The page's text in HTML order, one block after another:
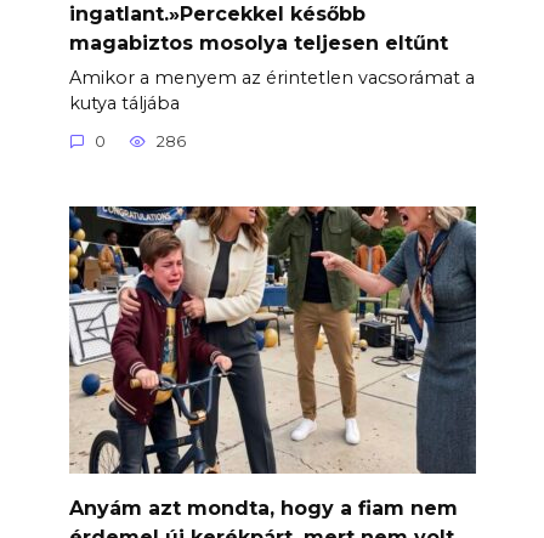
ingatlant.»Percekkel később
magabiztos mosolya teljesen eltűnt
Amikor a menyem az érintetlen vacsorámat a
kutya táljába
0 286
Anyám azt mondta, hogy a fiam nem